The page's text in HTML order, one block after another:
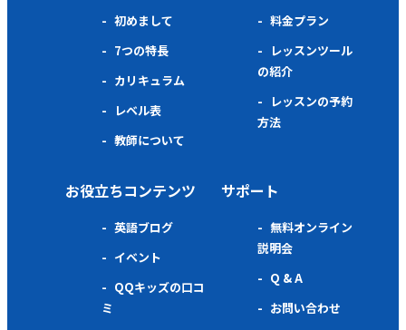
初めまして
7つの特長
カリキュラム
レベル表
教師について
料金プラン
レッスンツール
の紹介
レッスンの予約
方法
お役立ちコンテンツ
英語ブログ
イベント
QQキッズの口コ
ミ
サポート
無料オンライン
説明会
Q & A
お問い合わせ